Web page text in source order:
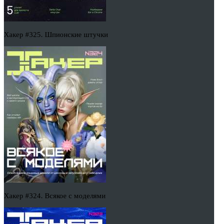
Хакер #325. Шпионские штучки
Хакер #324. Всякое с моделями